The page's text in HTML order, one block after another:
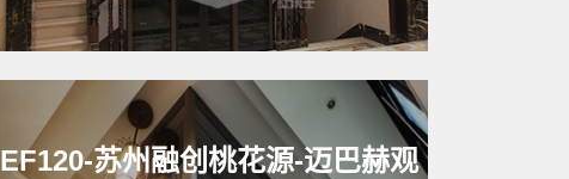
EF120-苏州融创桃花源-迈巴赫观